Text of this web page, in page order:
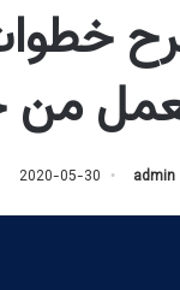
خطوات
من
admin
2020-05-30